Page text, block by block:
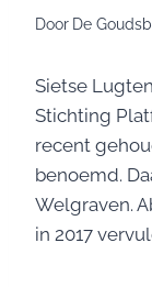
Door De
Sietse
Stichting
recent
benoemd.
Welgraven.
in 2017